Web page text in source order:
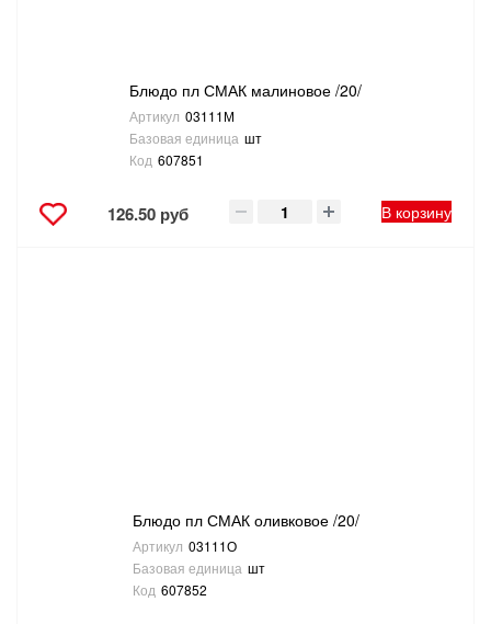
Блюдо пл СМАК малиновое /20/
Артикул 03111М
Базовая единица шт
Код 607851
126.50 руб В корзину
Блюдо пл СМАК оливковое /20/
Артикул 03111О
Базовая единица шт
Код 607852